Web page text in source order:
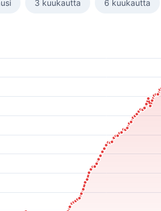
3 kuukautta 6 kuukautta